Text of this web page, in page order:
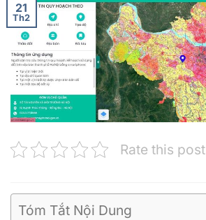
21
Th2
Rate this post
Tóm Tắt Nội Dung